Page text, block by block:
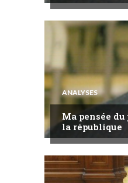
ANALYSES
Ma pensée
la république